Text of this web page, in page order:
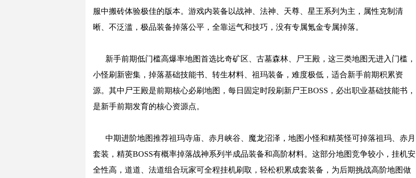
服中搬砖体验极佳的版本。游戏内装备以战神、法神、天尊、星王系列为主，属性克制清
晰、不泛滥，极品装备掉落公平，全靠运气和技巧，没有专属氪金专属掉落。
新手前期低门槛高爆率地图首选比奇矿区、古墓森林、尸王殿，这三类地图无进入门槛，
小怪刷新密集，掉落基础技能书、转生材料、祖玛装备，难度极低，适合新手前期积累资
源。其中尸王殿是前期核心必刷地图，每日固定时段刷新尸王BOSS，必出职业基础技能书，
是新手前期发育的核心资源点。
中期进阶地图推荐祖玛寺庙、赤月峡谷、魔龙沼泽，地图小怪和精英怪可掉落祖玛、赤月
套装，精英BOSS有概率掉落战神系列半成品装备和高阶材料。这部分地图竞争较小，挂机安
全性高，道道、法道组合玩家可全程挂机刷取，轻松积累成套装备，为后期挑战高阶地图做